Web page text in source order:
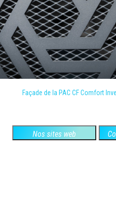
Façade de la PAC CF Comfort
Nos sites web